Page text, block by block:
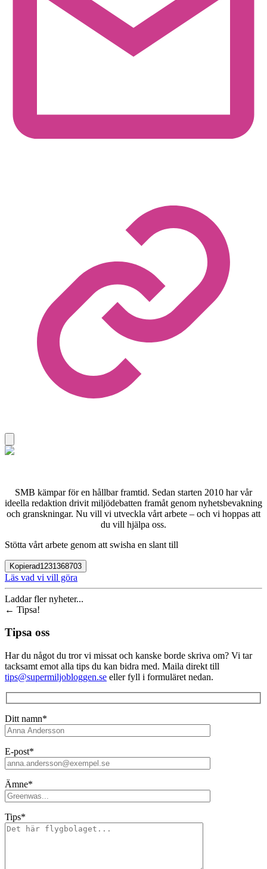
SMB kämpar för en hållbar framtid. Sedan starten 2010 har vår
ideella redaktion drivit miljödebatten framåt genom nyhetsbevakning
och granskningar. Nu vill vi utveckla vårt arbete – och vi hoppas att
du vill hjälpa oss.
Stötta vårt arbete genom att swisha en slant till
Kopierad1231368703
Läs vad vi vill göra
Laddar fler nyheter...
← Tipsa!
Tipsa oss
Har du något du tror vi missat och kanske borde skriva om? Vi tar
tacksamt emot alla tips du kan bidra med. Maila direkt till
tips@supermiljobloggen.se eller fyll i formuläret nedan.
Ditt namn*
E-post*
Ämne*
Tips*